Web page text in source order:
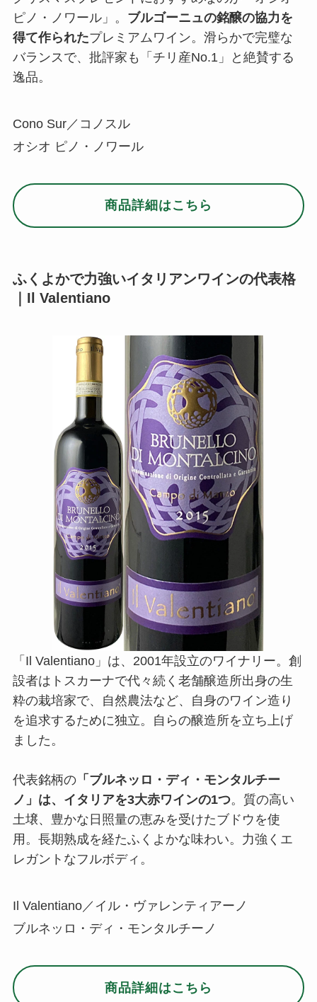
ピノ・ノワール」。 ブルゴーニュの銘醸の協力を
得て作られたプレミアムワイン。滑らかで完璧な
バランスで、批評家も「チリ産No.1」と絶賛する
逸品。
Cono Sur／コノスル
オシオ ピノ・ノワール
商品詳細はこちら
ふくよかで力強いイタリアンワインの代表格
｜Il Valentiano
「Il Valentiano」は、2001年設立のワイナリー。創
設者はトスカーナで代々続く老舗醸造所出身の生
粋の栽培家で、自然農法など、自身のワイン造り
を追求するために独立。自らの醸造所を立ち上げ
ました。
代表銘柄の「ブルネッロ・ディ・モンタルチー
ノ」は、イタリアを3大赤ワインの1つ。質の高い
土壌、豊かな日照量の恵みを受けたブドウを使
用。長期熟成を経たふくよかな味わい。力強くエ
レガントなフルボディ。
Il Valentiano／イル・ヴァレンティアーノ
ブルネッロ・ディ・モンタルチーノ
商品詳細はこちら